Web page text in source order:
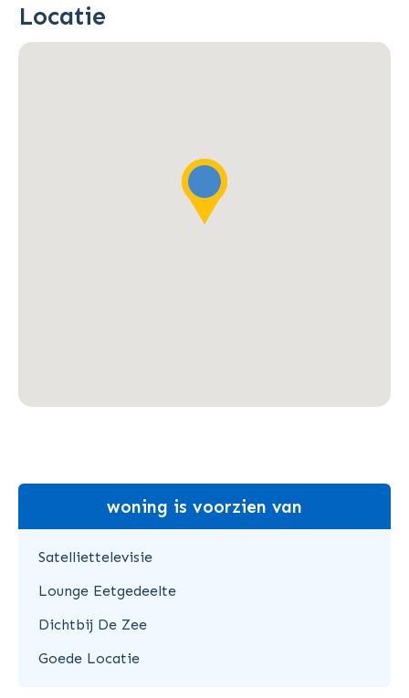
Locatie
woning is voorzien van
Satelliettelevisie
Lounge Eetgedeelte
Dichtbij De Zee
Goede Locatie